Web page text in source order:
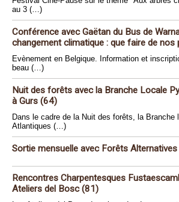
au 3 (…)
Conférence avec Gaëtan du Bus de
changement climatique : que faire de nos
Evènement en Belgique. Information et
beau (…)
Nuit des forêts avec la Branche Locale
à Gurs (64)
Dans le cadre de la Nuit des forêts, la Branche
Atlantiques (…)
Sortie mensuelle avec Forêts
Rencontres Charpentesques
Ateliers del Bosc (81)